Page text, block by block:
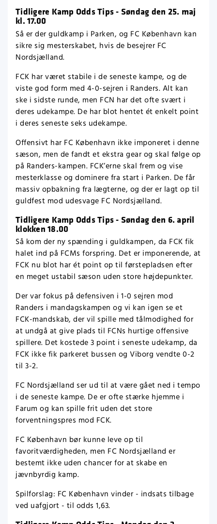
Tidligere Kamp Odds Tips - Søndag den 25. maj
kl. 17.00
Så er der guldkamp i Parken, og FC København kan
sikre sig mesterskabet, hvis de besejrer FC
Nordsjælland.
FCK har været stabile i de seneste kampe, og de
viste god form med 4-0-sejren i Randers. Alt kan
ske i sidste runde, men FCN har det ofte svært i
deres udekampe. De har blot hentet ét enkelt point
i deres seneste seks udekampe.
Offensivt har FC København ikke imponeret i denne
sæson, men de fandt et ekstra gear og skal følge op
på Randers-kampen. FCK’erne skal frem og vise
mesterklasse og dominere fra start i Parken. De får
massiv opbakning fra lægterne, og der er lagt op til
guldfest mod udesvage FC Nordsjælland.
Tidligere Kamp Odds Tips - Søndag den 6. april
klokken 18.00
Så kom der ny spænding i guldkampen, da FCK fik
halet ind på FCMs forspring. Det er imponerende, at
FCK nu blot har ét point op til førstepladsen efter
en meget ustabil sæson uden store højdepunkter.
Der var fokus på defensiven i 1-0 sejren mod
Randers i mandagskampen og vi kan igen se et
FCK-mandskab, der vil spille med tålmodighed for
at undgå at give plads til FCNs hurtige offensive
spillere. Det kostede 3 point i seneste udekamp, da
FCK ikke fik parkeret bussen og Viborg vendte 0-2
til 3-2.
FC Nordsjælland ser ud til at være gået ned i tempo
i de seneste kampe. De er ofte stærke hjemme i
Farum og kan spille frit uden det store
forventningspres mod FCK.
FC København bør kunne leve op til
favoritværdigheden, men FC Nordsjælland er
bestemt ikke uden chancer for at skabe en
jævnbyrdig kamp.
Spilforslag: FC København vinder - indsats tilbage
ved uafgjort - til odds 1,63.